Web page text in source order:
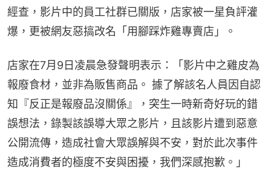
經查，影片中的員工社群已關版，店家被一星負評灌
爆，更被網友惡搞改名「用腳踩炸雞專賣店」。
店家在7月9日凌晨急發聲明表示：「影片中之雞皮為
報廢食材，並非為販售商品。 據了解該名人員因自認
知『反正是報廢品沒關係』，突生一時新奇好玩的錯
誤想法，錄製該誤導大眾之影片，且該影片遭到惡意
公開流傳，造成社會大眾誤解與不安，對於此次事件
造成消費者的極度不安與困擾，我們深感抱歉。」